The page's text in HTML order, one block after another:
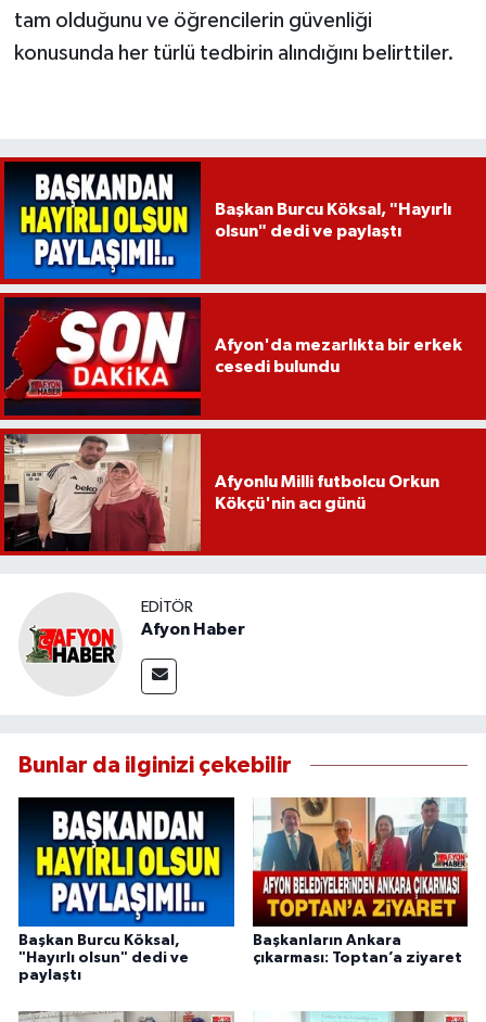
tam olduğunu ve öğrencilerin güvenliği
konusunda her türlü tedbirin alındığını belirttiler.
Başkan Burcu Köksal, "Hayırlı
olsun" dedi ve paylaştı
Afyon'da mezarlıkta bir erkek
cesedi bulundu
Afyonlu Milli futbolcu Orkun
Kökçü'nin acı günü
EDITÖR
Afyon Haber
Bunlar da ilginizi çekebilir
Başkan Burcu Köksal,
"Hayırlı olsun" dedi ve
paylaştı
Başkanların Ankara
çıkarması: Toptan’a ziyaret